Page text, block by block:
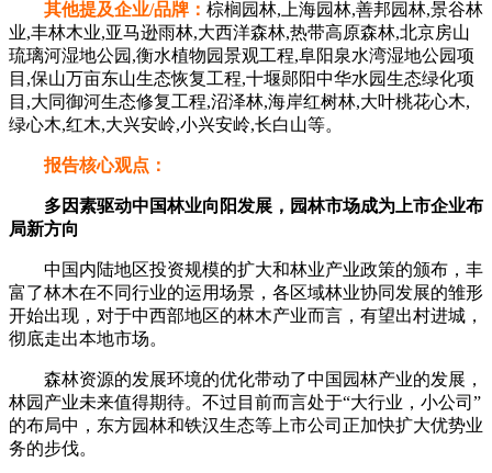
其他提及企业/品牌： 棕榈园林,上海园林,善邦园林,景谷林
业,丰林木业,亚马逊雨林,大西洋森林,热带高原森林,北京房山
琉璃河湿地公园,衡水植物园景观工程,阜阳泉水湾湿地公园项
目,保山万亩东山生态恢复工程,十堰郧阳中华水园生态绿化项
目,大同御河生态修复工程,沼泽林,海岸红树林,大叶桃花心木,
绿心木,红木,大兴安岭,小兴安岭,长白山等。
报告核心观点：
多因素驱动中国林业向阳发展，园林市场成为上市企业布
局新方向
中国内陆地区投资规模的扩大和林业产业政策的颁布，丰
富了林木在不同行业的运用场景，各区域林业协同发展的雏形
开始出现，对于中西部地区的林木产业而言，有望出村进城，
彻底走出本地市场。
森林资源的发展环境的优化带动了中国园林产业的发展，
林园产业未来值得期待。不过目前而言处于“大行业，小公司”
的布局中，东方园林和铁汉生态等上市公司正加快扩大优势业
务的步伐。